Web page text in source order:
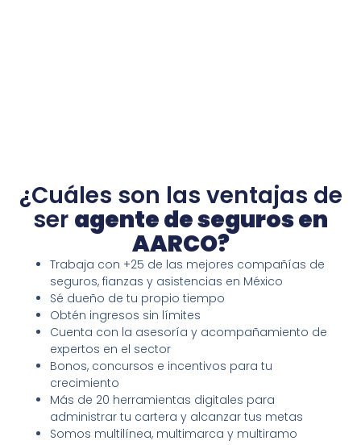
¿Cuáles son las ventajas de
ser agente de seguros en
AARCO?
Trabaja con +25 de las mejores compañías de
seguros, fianzas y asistencias en México
Sé dueño de tu propio tiempo
Obtén ingresos sin límites
Cuenta con la asesoría y acompañamiento de
expertos en el sector
Bonos, concursos e incentivos para tu
crecimiento
Más de 20 herramientas digitales para
administrar tu cartera y alcanzar tus metas
Somos multilínea, multimarca y multiramo